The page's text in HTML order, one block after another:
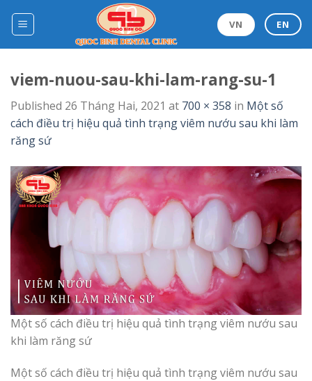
VN EN
viem-nuou-sau-khi-lam-rang-su-1
Published 26 Tháng Hai, 2021 at 700 × 358 in Một số
cách điều trị hiệu quả tình trạng viêm nướu sau khi làm
răng sứ
Một số cách điều trị hiệu quả tình trạng viêm nướu sau
khi làm răng sứ
Một số cách điều trị hiệu quả tình trạng viêm nướu sau